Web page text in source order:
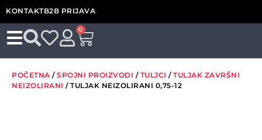
KONTAKTB2B PRIJAVA
0
POČETNA / SPOJNI PROIZVODI / TULJCI / TULJAK ZAVRŠNI
NEIZOLIRANI / TULJAK NEIZOLIRANI 0,75-12